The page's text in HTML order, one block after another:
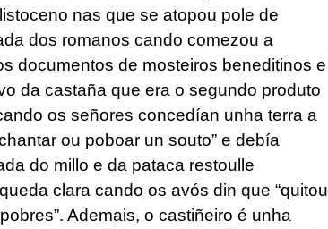
nas que se atopou pole de
dos romanos cando comezou a
documentos de mosteiros beneditinos e
da castaña que era o segundo produto
os señores concedían unha terra a
ou poboar un souto” e debía
do millo e da pataca restoulle
clara cando os avós din que “quitou
Ademais, o castiñeiro é unha